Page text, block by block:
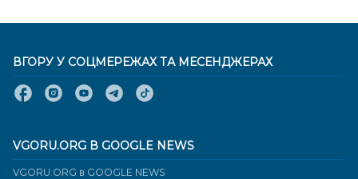
ВГОРУ У СОЦМЕРЕЖАХ ТА МЕСЕНДЖЕРАХ
VGORU.ORG В GOOGLE NEWS
VGORU.ORG в GOOGLE NEWS